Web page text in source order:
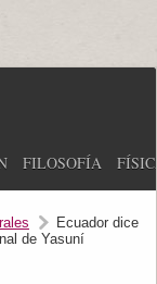
FILOSOFÍA
Ecuador dice
de Yasuní